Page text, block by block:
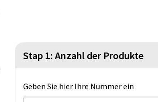
Stap 1: Anzahl der Produkte
Geben Sie hier Ihre Nummer ein